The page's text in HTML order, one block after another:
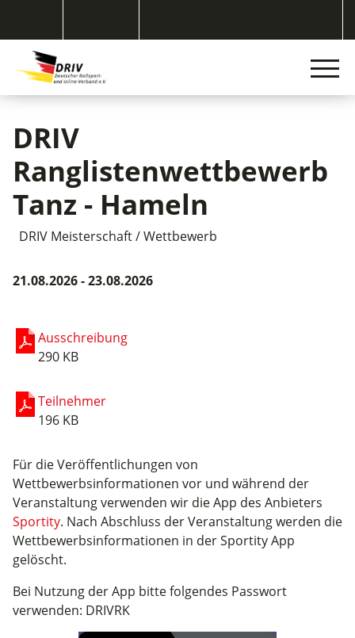
DRIV
Ranglistenwettbewerb
Tanz - Hameln
DRIV Meisterschaft / Wettbewerb
21.08.2026 - 23.08.2026
Ausschreibung
290 KB
Teilnehmer
196 KB
Für die Veröffentlichungen von
Wettbewerbsinformationen vor und während der
Veranstaltung verwenden wir die App des Anbieters
Sportity. Nach Abschluss der Veranstaltung werden die
Wettbewerbsinformationen in der Sportity App
gelöscht.
Bei Nutzung der App bitte folgendes Passwort
verwenden: DRIVRK